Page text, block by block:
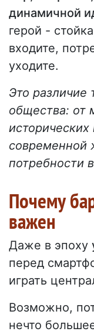
динамичной
герой -
входите,
уходите.
Это
общества: от
современной
потребности
Почему
важен
Даже в эпоху
перед
играть
Возможно,
нечто